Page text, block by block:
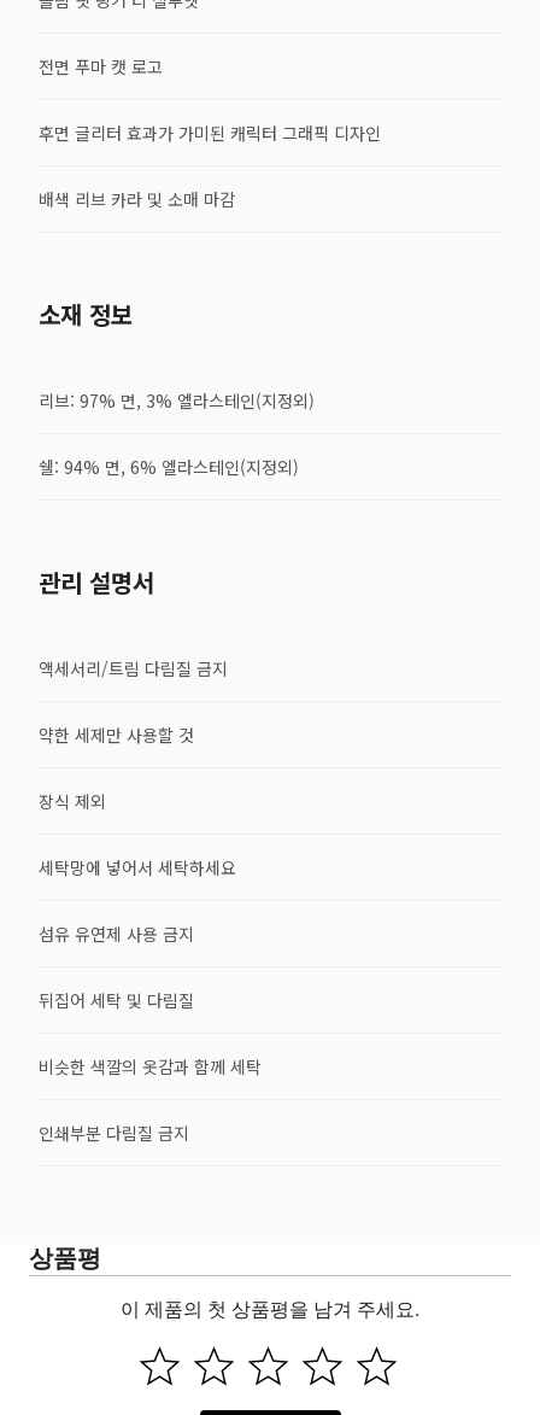
전면 푸마 캣 로고
후면 글리터 효과가 가미된 캐릭터 그래픽 디자인
배색 리브 카라 및 소매 마감
소재 정보
리브: 97% 면, 3% 엘라스테인(지정외)
쉘: 94% 면, 6% 엘라스테인(지정외)
관리 설명서
액세서리/트림 다림질 금지
약한 세제만 사용할 것
장식 제외
세탁망에 넣어서 세탁하세요
섬유 유연제 사용 금지
뒤집어 세탁 및 다림질
비슷한 색깔의 옷감과 함께 세탁
인쇄부분 다림질 금지
상품평
이 제품의 첫 상품평을 남겨 주세요.